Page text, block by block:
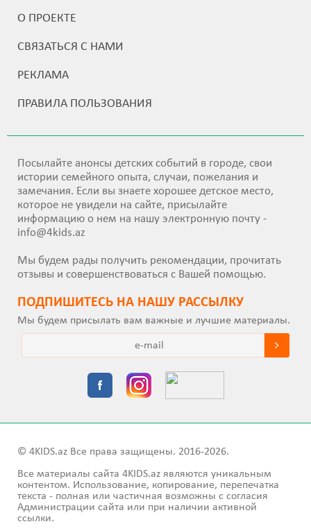
О ПРОЕКТЕ
СВЯЗАТЬСЯ С НАМИ
РЕКЛАМА
ПРАВИЛА ПОЛЬЗОВАНИЯ
Посылайте анонсы детских событий в городе, свои
истории семейного опыта, случаи, пожелания и
замечания. Если вы знаете хорошее детское место,
которое не увидели на сайте, присылайте
информацию о нем на нашу электронную почту -
info@4kids.az
Мы будем рады получить рекомендации, прочитать
отзывы и совершенствоваться с Вашей помощью.
ПОДПИШИТEСЬ НА НАШУ РАССЫЛКУ
Мы будем присылать вам важные и лучшие материалы.
© 4KIDS.az Все права защищены. 2016-2026.
Все материалы сайта 4KIDS.az являются уникальным
контентом. Использование, копирование, перепечатка
текста - полная или частичная возможны с согласия
Администрации сайта или при наличии активной
ссылки.